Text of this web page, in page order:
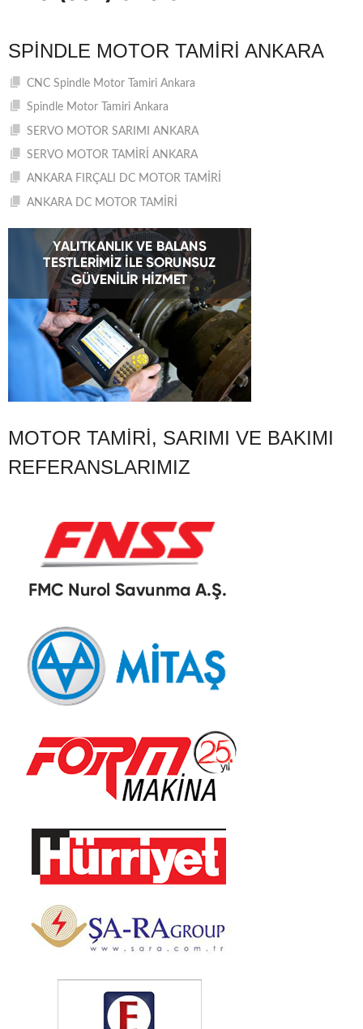
SPINDLE MOTOR TAMIRI ANKARA
CNC Spindle Motor Tamiri Ankara
Spindle Motor Tamiri Ankara
SERVO MOTOR SARIMI ANKARA
SERVO MOTOR TAMİRİ ANKARA
ANKARA FIRÇALI DC MOTOR TAMİRİ
ANKARA DC MOTOR TAMİRİ
MOTOR TAMIRI, SARIMI VE BAKIMI
REFERANSLARIMIZ